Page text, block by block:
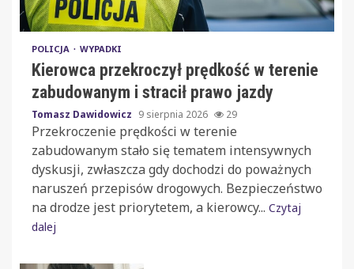
POLICJA WYPADKI
Kierowca przekroczył prędkość w terenie
zabudowanym i stracił prawo jazdy
Tomasz Dawidowicz 9 sierpnia 2026 29
Przekroczenie prędkości w terenie
zabudowanym stało się tematem intensywnych
dyskusji, zwłaszcza gdy dochodzi do poważnych
naruszeń przepisów drogowych. Bezpieczeństwo
na drodze jest priorytetem, a kierowcy... Czytaj
dalej